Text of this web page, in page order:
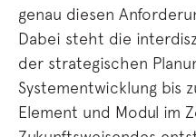
genau diesen
Dabei steht die
der strategischen
Systementwicklung bis
Element und Modul im